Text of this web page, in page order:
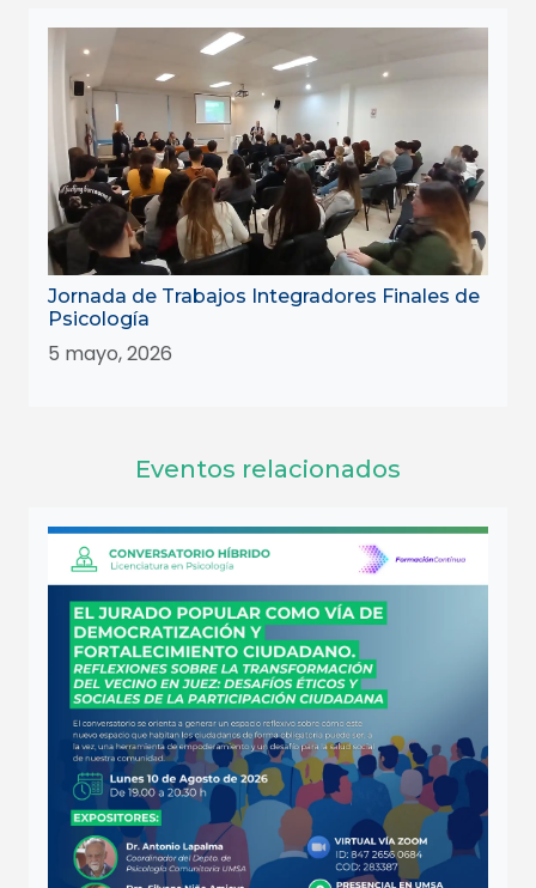
Jornada de Trabajos Integradores Finales de
Psicología
5 mayo, 2026
Eventos relacionados